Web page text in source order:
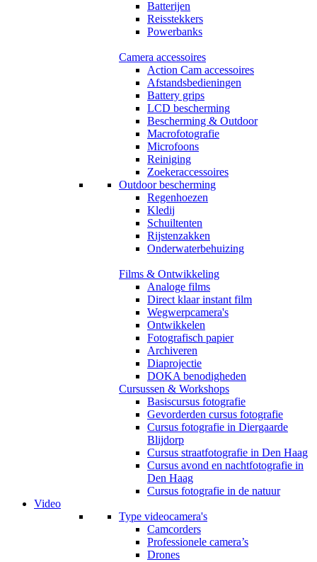
Batterijen
Reisstekkers
Powerbanks
Camera accessoires
Action Cam accessoires
Afstandsbedieningen
Battery grips
LCD bescherming
Bescherming & Outdoor
Macrofotografie
Microfoons
Reiniging
Zoekeraccessoires
Outdoor bescherming
Regenhoezen
Kledij
Schuiltenten
Rijstenzakken
Onderwaterbehuizing
Films & Ontwikkeling
Analoge films
Direct klaar instant film
Wegwerpcamera's
Ontwikkelen
Fotografisch papier
Archiveren
Diaprojectie
DOKA benodigheden
Cursussen & Workshops
Basiscursus fotografie
Gevorderden cursus fotografie
Cursus fotografie in Diergaarde
Blijdorp
Cursus straatfotografie in Den Haag
Cursus avond en nachtfotografie in
Den Haag
Cursus fotografie in de natuur
Video
Type videocamera's
Camcorders
Professionele camera’s
Drones